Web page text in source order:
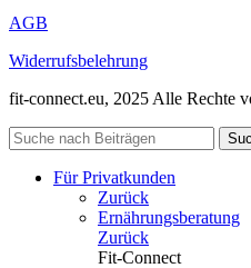
AGB
Widerrufsbelehrung
fit-connect.eu, 2025 Alle Rechte
Für Privatkunden
Zurück
Ernährungsberatung
Zurück
Fit-Connect